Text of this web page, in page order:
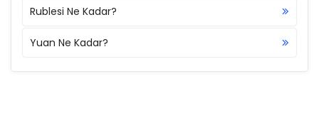
Rublesi Ne Kadar?
Yuan Ne Kadar?